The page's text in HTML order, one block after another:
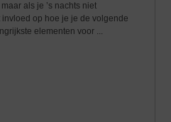
als je ’s nachts niet
op hoe je je de volgende
elementen voor ...